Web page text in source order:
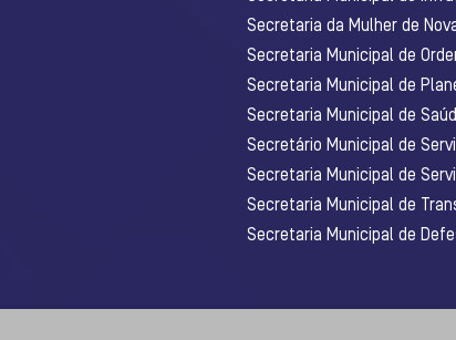
Secretaria da Mulher de
Secretaria Municipal de
Secretaria Municipal de
Secretaria Municipal de
Secretário Municipal de
Secretaria Municipal de
Secretaria Municipal de
Secretaria Municipal de